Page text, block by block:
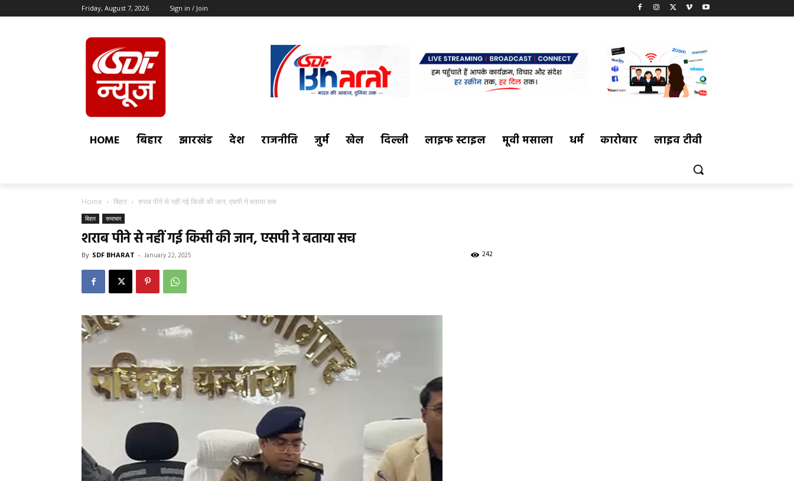
Friday, August 7, 2026 Sign in / Join
HOME बिहार झारखंड देश राजनीति जुर्म खेल दिल्ली लाइफ स्टाइल मूवी मसाला धर्म कारोबार लाइव टीवी
Home बिहार शराब पीने से नहीं गई किसी की जान, एसपी ने बताया सच
बिहार समाचार
शराब पीने से नहीं गई किसी की जान, एसपी ने बताया सच
By SDF BHARAT - January 22, 2025 242